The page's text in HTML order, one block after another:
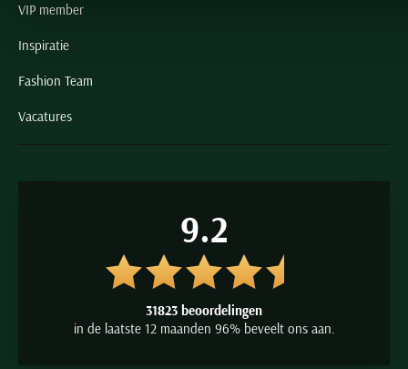
VIP member
Inspiratie
Fashion Team
Vacatures
9.2
31823 beoordelingen
in de laatste 12 maanden 96% beveelt ons aan.